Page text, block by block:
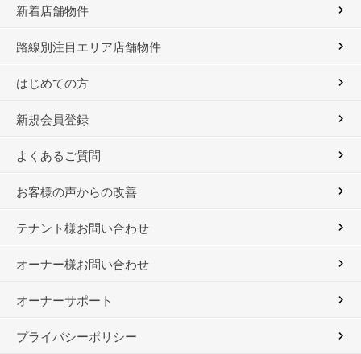
新着店舗物件
路線別注目エリア店舗物件
はじめての方
新規会員登録
よくあるご質問
お客様の声からの改善
テナント様お問い合わせ
オーナー様お問い合わせ
オーナーサポート
プライバシーポリシー